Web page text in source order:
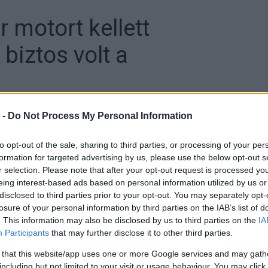
- Do Not Process My Personal Information
opt-out of the sale, sharing to third parties, or processing of your
for targeted advertising by us, please use the below opt-out
selection. Please note that after your opt-out request is processed
interest-based ads based on personal information utilized by us
to third parties prior to your opt-out. You may separately
of your personal information by third parties on the IAB’s list of
This information may also be disclosed by us to third parties on the
Participants that may further disclose it to other third parties.
that this website/app uses one or more Google services and may
motort kellett
biztos volt a
az Ausztrál Nagydíj edzésén,
magát. Ennek ellenére magabiztos volt, sőt, úgy
akkor az első két hely egyikén zárt volna.
az Ausztrál Nagydíj hétvégéje.